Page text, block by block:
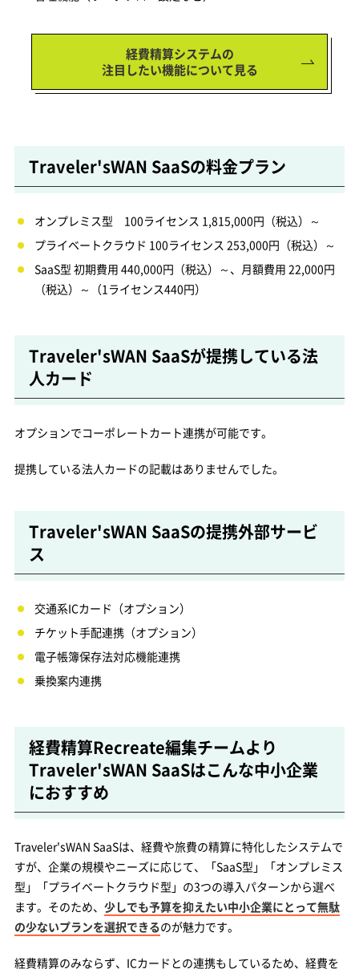
経費精算システムの
注目したい機能について見る
Traveler'sWAN SaaSの料金プラン
オンプレミス型 100ライセンス 1,815,000円（税込）～
プライベートクラウド 100ライセンス 253,000円（税込）～
SaaS型 初期費用 440,000円（税込）～、月額費用 22,000円
（税込）～（1ライセンス440円）
Traveler'sWAN SaaSが提携している法
人カード
オプションでコーポレートカート連携が可能です。
提携している法人カードの記載はありませんでした。
Traveler'sWAN SaaSの提携外部サービ
ス
交通系ICカード（オプション）
チケット手配連携（オプション）
電子帳簿保存法対応機能連携
乗換案内連携
経費精算Recreate編集チームより
Traveler'sWAN SaaSはこんな中小企業
におすすめ
Traveler'sWAN SaaSは、経費や旅費の精算に特化したシステムで
すが、企業の規模やニーズに応じて、「SaaS型」「オンプレミス
型」「プライベートクラウド型」の3つの導入パターンから選べ
ます。そのため、 少しでも予算を抑えたい中小企業にとって無駄
の少ないプランを選択できるのが魅力です。
経費精算のみならず、ICカードとの連携もしているため、経費を